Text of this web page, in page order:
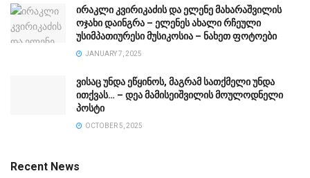
ირაკლი კვირიკაძის და ელენე მახარაშვილის
ოჯახი დაინგრა – ელენეს ახალი რჩეული
უსიმპათიურესი მუსიკოსია – ნახეთ ფოტოები
JANUARY 7, 2025
ვისაც უნდა ეწყინოს, მაგრამ სათქმელი უნდა
ითქვას… – დეა მამისეიშვილის მოულოდნელი
პოსტი
OCTOBER 5, 2025
Recent News